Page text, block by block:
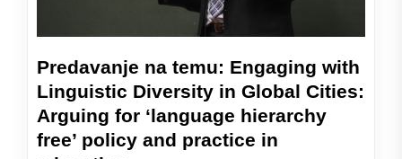
Predavanje na temu: Engaging with
Linguistic Diversity in Global Cities:
Arguing for ‘language hierarchy
free’ policy and practice in